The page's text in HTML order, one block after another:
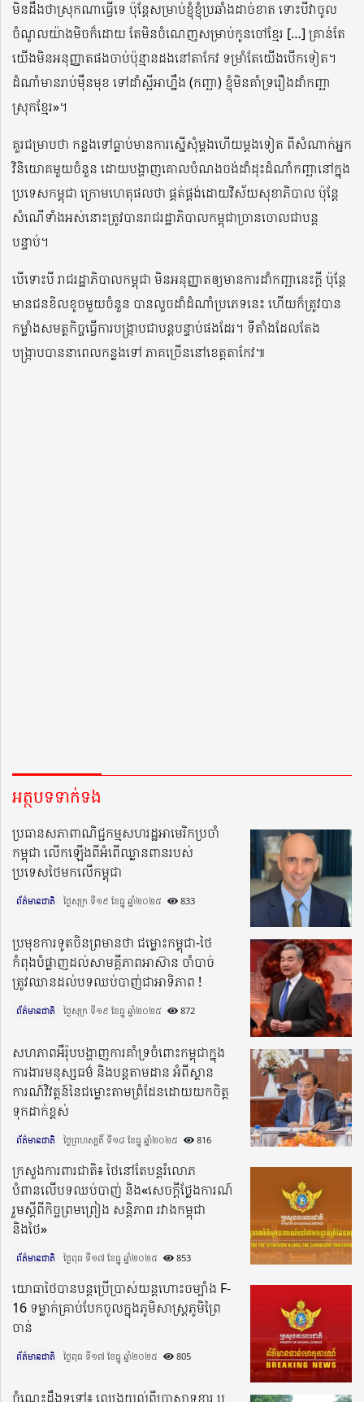
មិនដឹងថាស្រុកណាធ្វើទេ ប៉ុន្ដែសម្រាប់ខ្ញុំខ្ញុំប្រឆាំងដាច់ខាត ទោះបីវាចូល
ចំណូលយ៉ាងមិចក៏ដោយ តែមិនចំណេញសម្រាប់កូនចៅខ្មែរ […] គ្រាន់តែ
យើងមិនអនុញ្ញាតផងចាប់ប៉ុន្មានដងនៅតាកែវ ទម្រាំតែយើងបើកទៀត។
ដំណាំមានរាប់ម៉ឺនមុខ ទៅដាំស្អីអាហ្នឹង (កញ្ឆា) ខ្ញុំមិនគាំទ្ររឿងដាំកញ្ឆា
ស្រុកខ្មែរ»។
គួរជម្រាបថា កន្លងទៅធ្លាប់មានការស្នើសុំម្ដងហើយម្ដងទៀត ពីសំណាក់អ្នក
វិនិយោគមួយចំនួន ដោយបង្ហាញគោលបំណងចង់ដាំដុះដំណាំកញ្ឆានៅក្នុង
ប្រទេសកម្ពុជា ក្រោមហេតុផលថា ផ្គត់ផ្គង់ដោយវិស័យសុខាភិបាល ប៉ុន្ដែ
សំណើទាំងអស់នោះត្រូវបានរាជរដ្ឋាភិបាលកម្ពុជាច្រានចោលជាបន្ដ
បន្ទាប់។
បើទោះបី រាជរដ្ឋាភិបាលកម្ពុជា មិនអនុញ្ញាតឲ្យមានការដាំកញ្ឆានេះក្ដី ប៉ុន្ដែ
មានជនខិលខូចមួយចំនួន បានលួចដាំដំណាំប្រភេទនេះ ហើយក៏ត្រូវបាន
កម្លាំងសមត្ថកិច្ចធ្វើការបង្ក្រាបជាបន្ដបន្ទាប់ផងដែរ។ ទីតាំងដែលតែង
បង្ក្រាបបាននាពេលកន្លងទៅ ភាគច្រើននៅខេត្តតាកែវ៕
អត្ថបទទាក់ទង
ប្រធានសភាពាណិជ្ជកម្មសហរដ្ឋអាមេរិកប្រចាំ
កម្ពុជា លើកឡើងពីអំពើឈ្លានពានរបស់
ប្រទេសថៃមកលើកម្ពុជា
ព័ត៌មានជាតិ ថ្ងៃសុក្រ ទី១៩ ខែធ្នូ ឆ្នាំ២០២៥​ 833
ប្រមុខការទូតចិនព្រមានថា ជម្លោះកម្ពុជា-ថៃ
កំពុងបំផ្លាញដល់សាមគ្គីភាពអាស៊ាន ចាំបាច់
ត្រូវឈានដល់បទឈប់បាញ់ជាអាទិភាព !
ព័ត៌មានជាតិ ថ្ងៃសុក្រ ទី១៩ ខែធ្នូ ឆ្នាំ២០២៥​ 872
សហភាពអឺរ៉ុបបង្ហាញការគាំទ្រចំពោះកម្ពុជាក្នុង
ការងារមនុស្សធម៌ និងបន្តតាមដាន អំពីស្ថាន
ការណ៍វិវត្តន៍នៃជម្លោះតាមព្រំដែនដោយយកចិត្ត
ទុកដាក់ខ្ពស់
ព័ត៌មានជាតិ ថ្ងៃព្រហស្បតិ៍ ទី១៨ ខែធ្នូ ឆ្នាំ២០២៥​ 816
ក្រសួងការពារជាតិ៖ ថៃនៅតែបន្តរំលោភ
បំពានលើបទឈប់បាញ់ និង«សេចក្តីថ្លែងការណ៍
រួមស្តីពីកិច្ចព្រមព្រៀង សន្តិភាព រវាងកម្ពុជា
និងថៃ»
ព័ត៌មានជាតិ ថ្ងៃពុធ ទី១៧ ខែធ្នូ ឆ្នាំ២០២៥​ 853
យោធាថៃបានបន្តប្រើប្រាស់យន្តហោះចម្បាំង F-
16 ទម្លាក់គ្រាប់បែកចូលក្នុងភូមិសាស្ត្រភូមិព្រៃ
ចាន់
ព័ត៌មានជាតិ ថ្ងៃពុធ ទី១៧ ខែធ្នូ ឆ្នាំ២០២៥​ 805
ចំណេះដឹងទូទៅ៖ ឈ្វេងយល់ពីប្រាសាទខ្នារ ឬ